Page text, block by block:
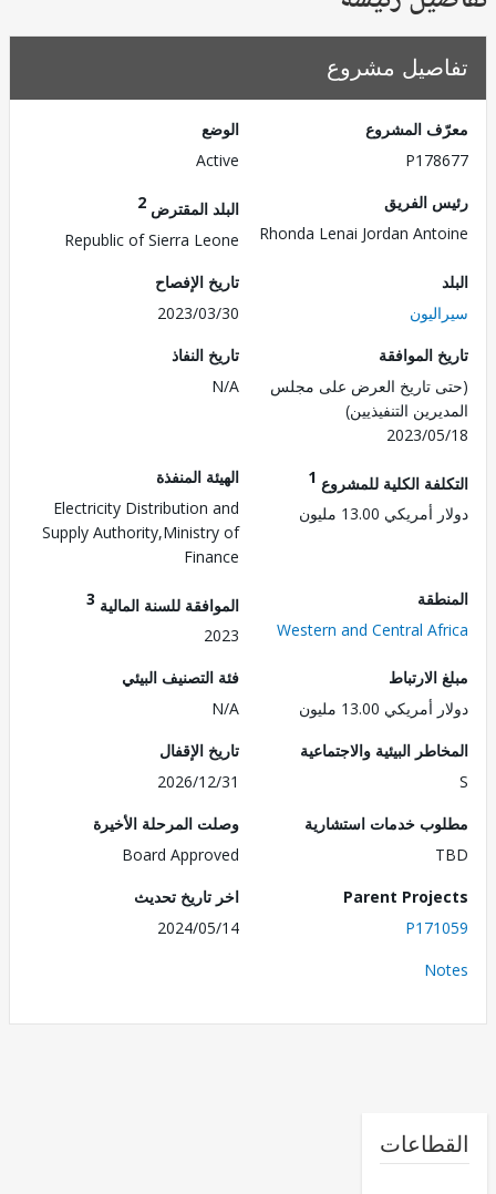
مشروع
المشروع
الفريق
Rhonda Lenai Jordan
البلد المقترض
Republic of Sierra Leone
تاريخ الإفصاح
2023/03/30
الموافقة
تاريخ العرض على مجلس
التنفيذيين)
2023/
تاريخ النفاذ
N/A
الكلية للمشروع1
13.00 مليون
الهيئة المنفذة
Electricity Distribution and
Supply Authority,Ministry of
Western and Central
الموافقة للسنة المالية3
2023
13.00 مليون
فئة التصنيف البيئي
البيئية والاجتماعية
تاريخ الإقفال
2026/12/31
خدمات استشارية
وصلت المرحلة الأخيرة
Board Approved
Parent
اخر تاريخ تحديث
2024/05/14